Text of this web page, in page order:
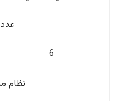
عدد
6
نظام